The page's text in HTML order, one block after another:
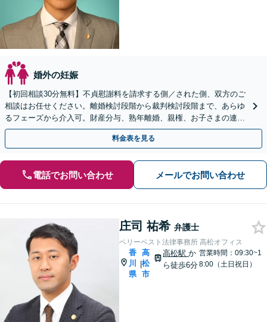
婚外の妊娠
【初回相談30分無料】不貞慰謝料を請求する側／された側、双方のご
相談はお任せください。離婚検討段階から裁判検討段階まで、あらゆ
るフェーズから介入可。財産分与、熟年離婚、親権、お子さまの連れ
去りなど幅広いご相談に対応【弁護士歴10年以上】
料金表を見る
電話でお問い合わせ メールでお問い合わせ
庄司 祐希 弁護士
ベリーベスト法律事務所 高松オフィス
香
川
県
|
高
松
市
高松駅か
ら徒歩6分
営業時間：09:30~1
8:00（土日祝日）